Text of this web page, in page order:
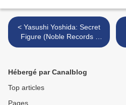
< Yasushi Yoshida: Secret
Figure (Noble Records -
2006)
Hébergé par Canalblog
Top articles
Pages